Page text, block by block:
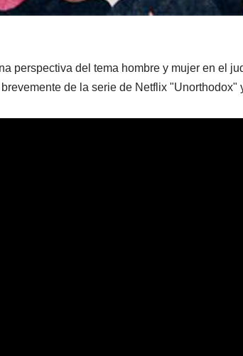
perspectiva del tema hombre y mujer en el
de la serie de Netflix